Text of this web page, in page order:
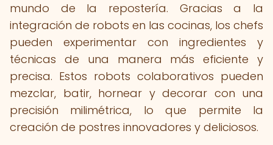
mundo de la repostería. Gracias a la
integración de robots en las cocinas, los chefs
pueden experimentar con ingredientes y
técnicas de una manera más eficiente y
precisa. Estos robots colaborativos pueden
mezclar, batir, hornear y decorar con una
precisión milimétrica, lo que permite la
creación de postres innovadores y deliciosos.